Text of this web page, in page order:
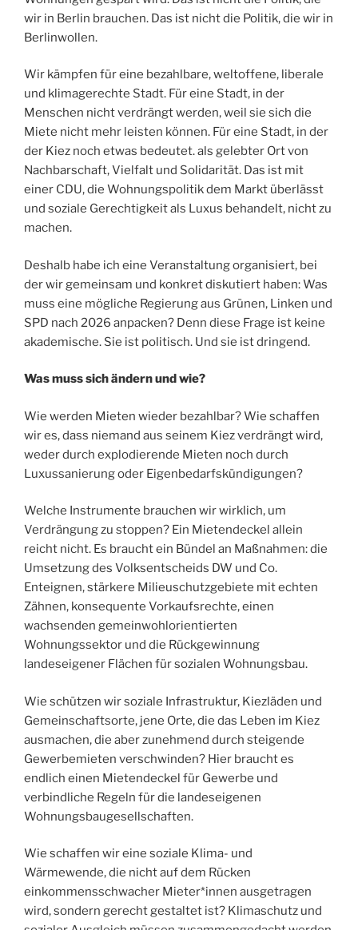
wir in Berlin brauchen. Das ist nicht die Politik, die wir in
Berlinwollen.
Wir kämpfen für eine bezahlbare, weltoffene, liberale
und klimagerechte Stadt. Für eine Stadt, in der
Menschen nicht verdrängt werden, weil sie sich die
Miete nicht mehr leisten können. Für eine Stadt, in der
der Kiez noch etwas bedeutet. als gelebter Ort von
Nachbarschaft, Vielfalt und Solidarität. Das ist mit
einer CDU, die Wohnungspolitik dem Markt überlässt
und soziale Gerechtigkeit als Luxus behandelt, nicht zu
machen.
Deshalb habe ich eine Veranstaltung organisiert, bei
der wir gemeinsam und konkret diskutiert haben: Was
muss eine mögliche Regierung aus Grünen, Linken und
SPD nach 2026 anpacken? Denn diese Frage ist keine
akademische. Sie ist politisch. Und sie ist dringend.
Was muss sich ändern und wie?
Wie werden Mieten wieder bezahlbar? Wie schaffen
wir es, dass niemand aus seinem Kiez verdrängt wird,
weder durch explodierende Mieten noch durch
Luxussanierung oder Eigenbedarfskündigungen?
Welche Instrumente brauchen wir wirklich, um
Verdrängung zu stoppen? Ein Mietendeckel allein
reicht nicht. Es braucht ein Bündel an Maßnahmen: die
Umsetzung des Volksentscheids DW und Co.
Enteignen, stärkere Milieuschutzgebiete mit echten
Zähnen, konsequente Vorkaufsrechte, einen
wachsenden gemeinwohlorientierten
Wohnungssektor und die Rückgewinnung
landeseigener Flächen für sozialen Wohnungsbau.
Wie schützen wir soziale Infrastruktur, Kiezläden und
Gemeinschaftsorte, jene Orte, die das Leben im Kiez
ausmachen, die aber zunehmend durch steigende
Gewerbemieten verschwinden? Hier braucht es
endlich einen Mietendeckel für Gewerbe und
verbindliche Regeln für die landeseigenen
Wohnungsbaugesellschaften.
Wie schaffen wir eine soziale Klima- und
Wärmewende, die nicht auf dem Rücken
einkommensschwacher Mieter*innen ausgetragen
wird, sondern gerecht gestaltet ist? Klimaschutz und